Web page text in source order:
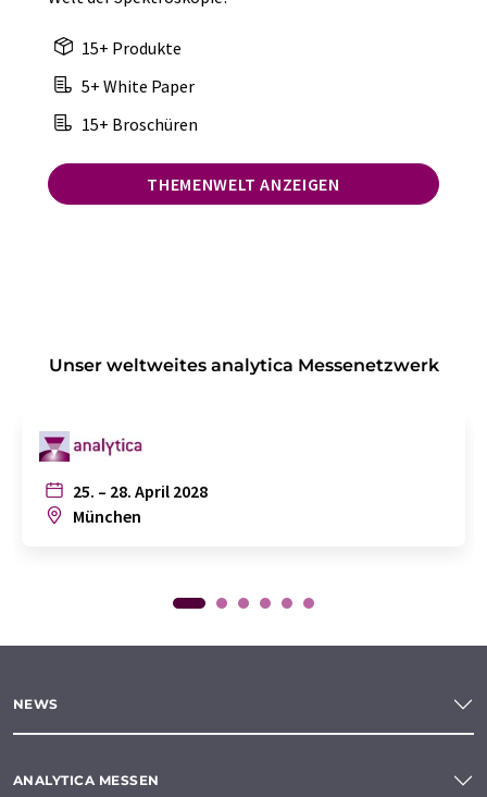
15+ Produkte
5+ White Paper
15+ Broschüren
THEMENWELT ANZEIGEN
Unser weltweites analytica Messenetzwerk
25. – 28. April 2028
München
NEWS
ANALYTICA MESSEN